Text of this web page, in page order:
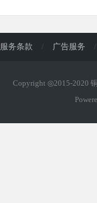
服务条款 / 广告服务 /
Copyright ◎2015-2020